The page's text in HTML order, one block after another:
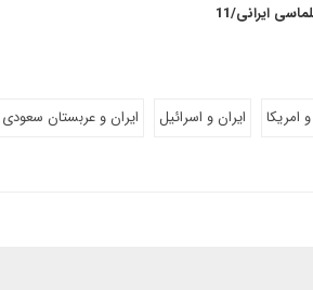
ایرانی/11
امریکا ایران و اسرائیل ایران و عربستان سعودی